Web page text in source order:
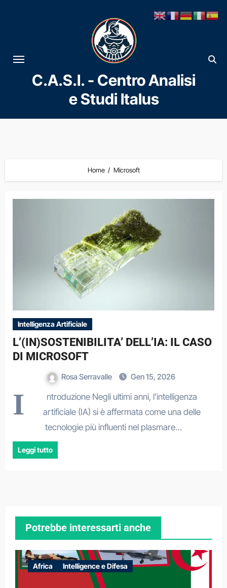
al
contenuto
C.A.S.I. - Centro Analisi
e Studi Italus
Home Microsoft
Intelligenza Artificiale
L’(IN)SOSTENIBILITA’ DELL’IA: IL CASO
DI MICROSOFT
Rosa Serravalle Gen 15, 2026
I
ntroduzione Negli ultimi anni, l’intelligenza
artificiale (IA) si è affermata come una delle
tecnologie più influenti nel plasmare…
Leggi tutto
Potrebbe interessarti anche
Africa Intelligence e Difesa